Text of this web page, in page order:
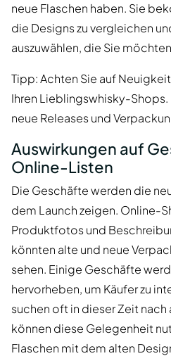
neue Flaschen haben. Sie
die Designs zu vergleichen
auszuwählen, die Sie
Tipp: Achten Sie auf
Ihren Lieblingswhisky-
neue Releases und
Auswirkungen auf
Online-Listen
Die Geschäfte werden die
dem Launch zeigen. Online-
Produktfotos und
könnten alte und neue
sehen. Einige Geschäfte
hervorheben, um Käufer zu
suchen oft in dieser Zeit nach
können diese Gelegenheit
Flaschen mit dem alten